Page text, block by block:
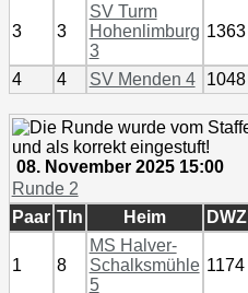
3 3
SV Turm
Hohenlimburg
3
1363
4 4 SV Menden 4 1048
08. November 2025 15:00
Runde 2
Paar Tln Heim DWZ
1 8
MS Halver-
Schalksmühle
5
1174